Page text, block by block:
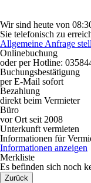
Wir sind heute von
Sie telefonisch zu
Allgemeine Anfrage
Onlinebuchung
oder per Hotline:
Buchungsbestätigung
per E-Mail sofort
Bezahlung
direkt beim Vermieter
Büro
vor Ort seit 2008
Unterkunft vermieten
Informationen für
Informationen anzeigen
Merkliste
Es befinden sich noch
Zurück